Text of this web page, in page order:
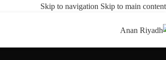
Skip to navigation Skip to main content